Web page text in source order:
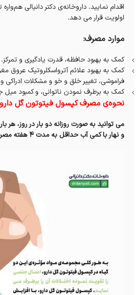
اقدام نمایید. داروخانه‌‌ی دکتر دانیالی
اولویت قرار می‌ دهد.
موارد مصرف:
کمک به بهبود حافظه، قدرت یادگیری و تمرکز.
کمک به بهبود علائم آترواسکلروتیک عروق
فراموشی، تغییر خلق و خو و مشکلات ادراکی
کمک به برطرف نمودن ناتوانی، و کمبود
نحوه‌ی مصرف کپسول فیتوتون گل
می توانید به صورت روزانه دو بار در روز، هر
و نهار با کمی آب حداقل به مدت ۴ هفته مصرف شود.